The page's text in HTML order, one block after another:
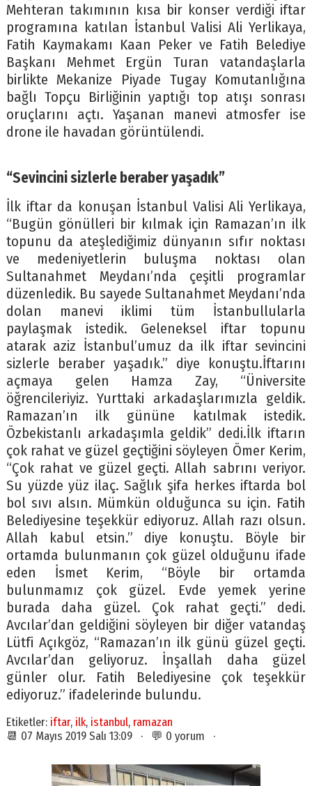
Mehteran takımının kısa bir konser verdiği iftar
programına katılan İstanbul Valisi Ali Yerlikaya,
Fatih Kaymakamı Kaan Peker ve Fatih Belediye
Başkanı Mehmet Ergün Turan vatandaşlarla
birlikte Mekanize Piyade Tugay Komutanlığına
bağlı Topçu Birliğinin yaptığı top atışı sonrası
oruçlarını açtı. Yaşanan manevi atmosfer ise
drone ile havadan görüntülendi.
“Sevincini sizlerle beraber yaşadık”
İlk iftar da konuşan İstanbul Valisi Ali Yerlikaya,
“Bugün gönülleri bir kılmak için Ramazan’ın ilk
topunu da ateşlediğimiz dünyanın sıfır noktası
ve medeniyetlerin buluşma noktası olan
Sultanahmet Meydanı’nda çeşitli programlar
düzenledik. Bu sayede Sultanahmet Meydanı’nda
dolan manevi iklimi tüm İstanbullularla
paylaşmak istedik. Geleneksel iftar topunu
atarak aziz İstanbul’umuz da ilk iftar sevincini
sizlerle beraber yaşadık.” diye konuştu.İftarını
açmaya gelen Hamza Zay, “Üniversite
öğrencileriyiz. Yurttaki arkadaşlarımızla geldik.
Ramazan’ın ilk gününe katılmak istedik.
Özbekistanlı arkadaşımla geldik” dedi.İlk iftarın
çok rahat ve güzel geçtiğini söyleyen Ömer Kerim,
“Çok rahat ve güzel geçti. Allah sabrını veriyor.
Su yüzde yüz ilaç. Sağlık şifa herkes iftarda bol
bol sıvı alsın. Mümkün olduğunca su için. Fatih
Belediyesine teşekkür ediyoruz. Allah razı olsun.
Allah kabul etsin.” diye konuştu. Böyle bir
ortamda bulunmanın çok güzel olduğunu ifade
eden İsmet Kerim, “Böyle bir ortamda
bulunmamız çok güzel. Evde yemek yerine
burada daha güzel. Çok rahat geçti.” dedi.
Avcılar’dan geldiğini söyleyen bir diğer vatandaş
Lütfi Açıkgöz, “Ramazan’ın ilk günü güzel geçti.
Avcılar’dan geliyoruz. İnşallah daha güzel
günler olur. Fatih Belediyesine çok teşekkür
ediyoruz.” ifadelerinde bulundu.
Etiketler: iftar, ilk, istanbul, ramazan
📆 07 Mayıs 2019 Salı 13:09 · 💬 0 yorum ·